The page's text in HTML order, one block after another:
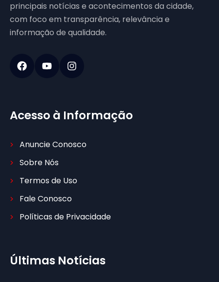
principais notícias e acontecimentos da cidade,
com foco em transparência, relevância e
informação de qualidade.
Acesso à Informação
Anuncie Conosco
Sobre Nós
Termos de Uso
Fale Conosco
Políticas de Privacidade
Últimas Notícias